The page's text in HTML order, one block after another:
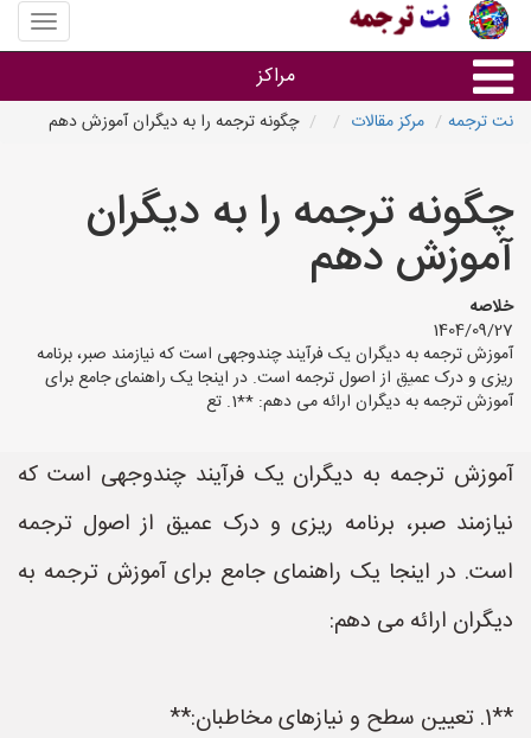
منوی
سایت
ترجمه
مراکز
دفاتر ترجمه شهرها
مرکز تایپ های شهرها
نت ترجمه مرکز مقالات چگونه ترجمه را به دیگران آموزش دهم
چگونه ترجمه را به دیگران
آموزش دهم
خلاصه
1404/09/27
آموزش ترجمه به دیگران یک فرآیند چندوجهی است که نیازمند صبر، برنامه
ریزی و درک عمیق از اصول ترجمه است. در اینجا یک راهنمای جامع برای
آموزش ترجمه به دیگران ارائه می دهم: **1. تع
آموزش ترجمه به دیگران یک فرآیند چندوجهی است که
نیازمند صبر، برنامه ریزی و درک عمیق از اصول ترجمه
است. در اینجا یک راهنمای جامع برای آموزش ترجمه به
دیگران ارائه می دهم:
**1. تعیین سطح و نیازهای مخاطبان:**